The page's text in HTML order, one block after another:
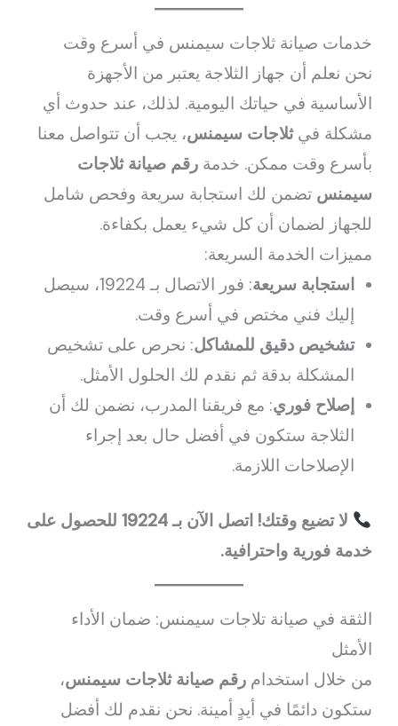
خدمات صيانة ثلاجات سيمنس في أسرع وقت
نحن نعلم أن جهاز الثلاجة يعتبر من الأجهزة
الأساسية في حياتك اليومية. لذلك، عند حدوث أي
مشكلة فيثلاجات سيمنس، يجب أن تتواصل معنا
بأسرع وقت ممكن. خدمةرقم صيانة ثلاجات
سيمنس تضمن لك استجابة سريعة وفحص شامل
للجهاز لضمان أن كل شيء يعمل بكفاءة.
مميزات الخدمة السريعة:
استجابة سريعة
: فور الاتصال بـ 19224، سيصل
إليك فني مختص في أسرع وقت.
تشخيص دقيق للمشاكل: نحرص على تشخيص
المشكلة بدقة ثم نقدم لك الحلول الأمثل.
إصلاح فوري: مع فريقنا المدرب، نضمن لك أن
الثلاجة ستكون في أفضل حال بعد إجراء
الإصلاحات اللازمة.
لا تضيع وقتك! اتصل الآن بـ 19224 للحصول على
خدمة فورية واحترافية.
الثقة في صيانة تلاجات سيمنس: ضمان الأداء
الأمثل
من خلال استخدامرقم صيانة ثلاجات سيمنس،
ستكون دائمًا في أيدٍ أمينة. نحن نقدم لك أفضل